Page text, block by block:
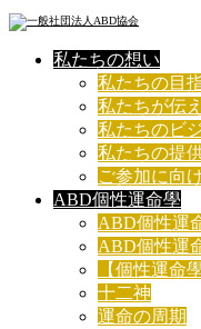
私たちの想い
私たちの目
私たちが伝
私たちのビ
私たちの提
ご参加に向
ABD個性運命學
ABD個性運
ABD個性運
【個性運命
十二神
運命の周期